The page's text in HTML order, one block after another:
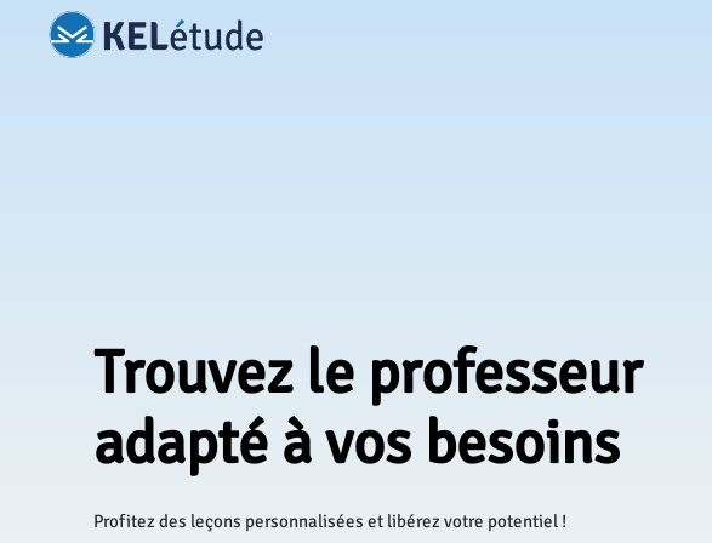
trouvez le professeur
adapté à vos besoins
Profitez des leçons personnalisées et libérez votre potentiel !